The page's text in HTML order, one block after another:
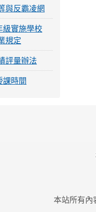
與反霸凌網
級實施學校
規定
評量辦法
課時間
本站所有內